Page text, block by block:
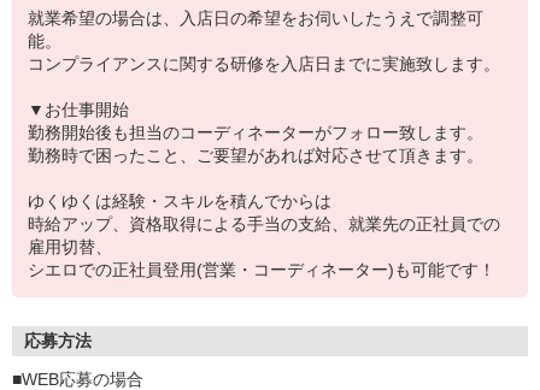
就業希望の場合は、入店日の希望をお伺いしたうえで調整可
能。
コンプライアンスに関する研修を入店日までに実施致します。
▼お仕事開始
勤務開始後も担当のコーディネーターがフォロー致します。
勤務時で困ったこと、ご要望があれば対応させて頂きます。
ゆくゆくは経験・スキルを積んでからは
時給アップ、資格取得による手当の支給、就業先の正社員での
雇用切替、
シエロでの正社員登用(営業・コーディネーター)も可能です！
応募方法
■WEB応募の場合